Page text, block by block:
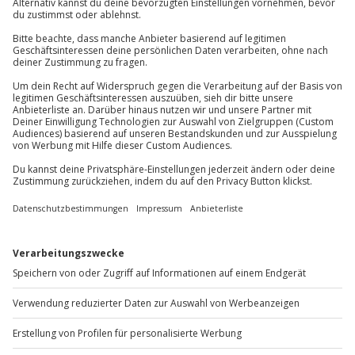
Gruppengröße: 4-25 Personen
Kontakt & FAQ
Jochen Schweizer
Mühldorfstraße 8
81671 München
Du erreichst uns telefonisch zu folgenden Zeiten,
außer an bundesweiten Feiertagen:
Mo-Fr: 8-20 Uhr | Sa: 10-16 Uhr
Sichere Dir attraktive Firmenkunden Vorteile.
+49 89 / 60 60 89 700
Mo-Fr: 9-17 Uhr
b2b@jochen-schweizer.de